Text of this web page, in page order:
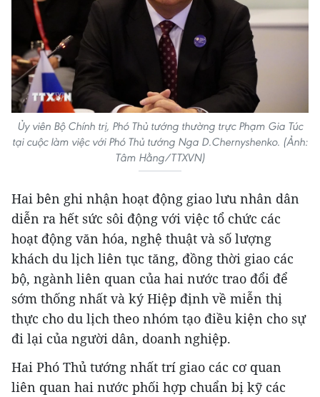
Ủy viên Bộ Chính trị, Phó Thủ tướng thường trực Phạm Gia Túc
tại cuộc làm việc với Phó Thủ tướng Nga D.Chernyshenko. (Ảnh:
Tâm Hằng/TTXVN)
Hai bên ghi nhận hoạt động giao lưu nhân dân
diễn ra hết sức sôi động với việc tổ chức các
hoạt động văn hóa, nghệ thuật và số lượng
khách du lịch liên tục tăng, đồng thời giao các
bộ, ngành liên quan của hai nước trao đổi để
sớm thống nhất và ký Hiệp định về miễn thị
thực cho du lịch theo nhóm tạo điều kiện cho sự
đi lại của người dân, doanh nghiệp.
Hai Phó Thủ tướng nhất trí giao các cơ quan
liên quan hai nước phối hợp chuẩn bị kỹ các